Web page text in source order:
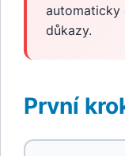
automaticky
důkazy.
První